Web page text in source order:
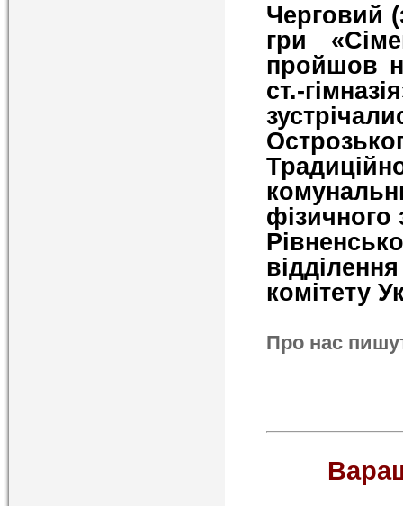
Черговий
гри
пройшов
ст.-
фізичного
комітету
Про нас